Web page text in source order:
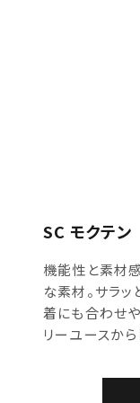
SC モクテン
機能性と素材
な素材。サラ
着にも合わせ
リーユースか